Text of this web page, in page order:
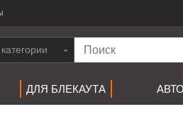
ДЛЯ БЛЕКАУТА